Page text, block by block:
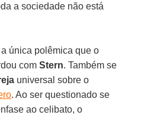
a sociedade não está
única polêmica que o
comStern. Também se
universal sobre o
. Ao ser questionado se
ao celibato, o